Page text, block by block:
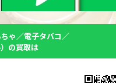
ゃ／電子タバコ／
の買取は